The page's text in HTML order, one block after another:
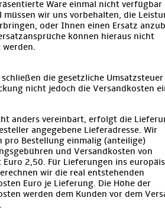
Ware einmal nicht verfügbar
müssen wir uns vorbehalten, die
oder Ihnen einen Ersatz
können hieraus nicht
schließen die gesetzliche
nicht jedoch die Versandkosten
anders vereinbart, erfolgt die
angegebene Lieferadresse. Wir
pro Bestellung einmalig (anteilige)
und Versandkosten von
Euro 2,50. Für Lieferungen ins
wir die real entstehenden
Euro je Lieferung. Die Höhe der
werden dem Kunden vor dem